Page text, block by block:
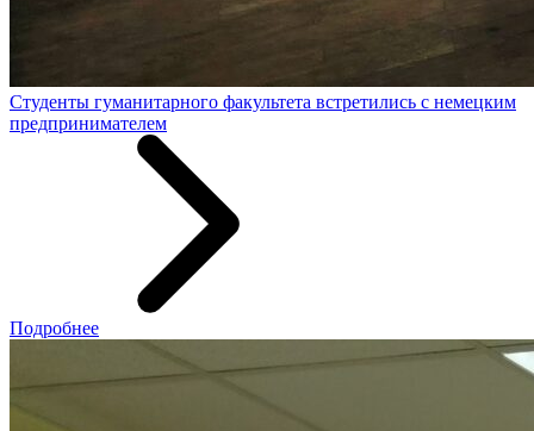
Студенты гуманитарного факультета встретились с немецким
предпринимателем
Подробнее